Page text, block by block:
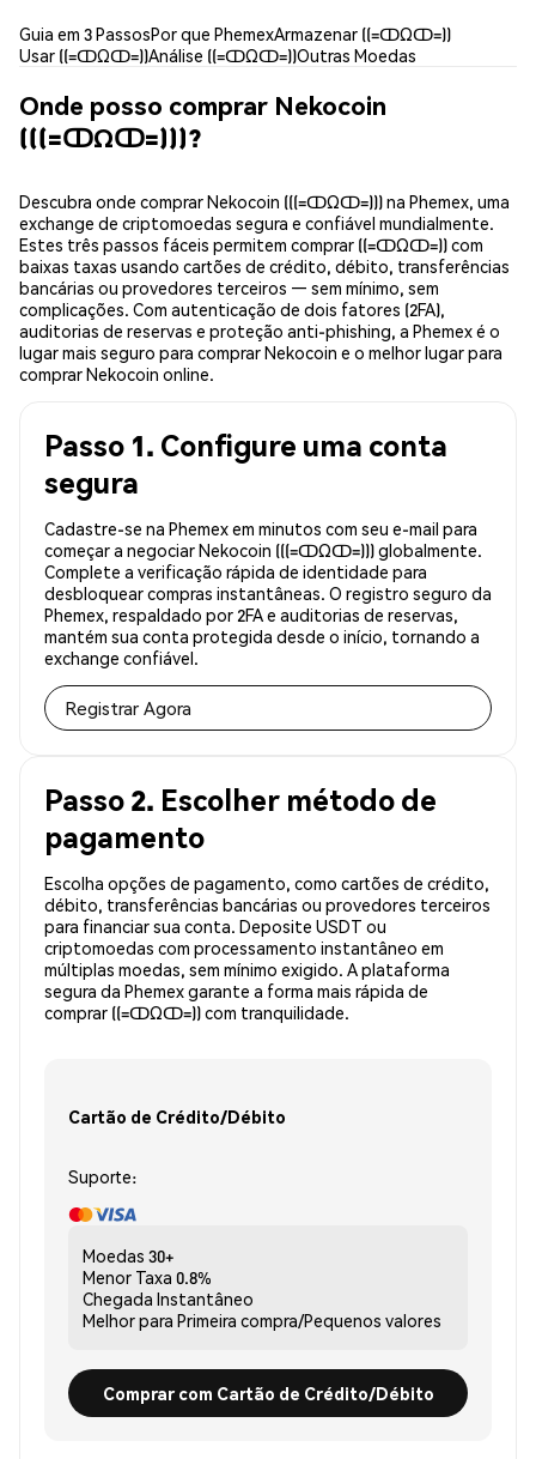
Guia em 3 PassosPor que PhemexArmazenar ((=ↀΩↀ=))
Usar ((=ↀΩↀ=))Análise ((=ↀΩↀ=))Outras Moedas
Onde posso comprar Nekocoin
(((=ↀΩↀ=)))?
Descubra onde comprar Nekocoin (((=ↀΩↀ=))) na Phemex, uma
exchange de criptomoedas segura e confiável mundialmente.
Estes três passos fáceis permitem comprar ((=ↀΩↀ=)) com
baixas taxas usando cartões de crédito, débito, transferências
bancárias ou provedores terceiros — sem mínimo, sem
complicações. Com autenticação de dois fatores (2FA),
auditorias de reservas e proteção anti-phishing, a Phemex é o
lugar mais seguro para comprar Nekocoin e o melhor lugar para
comprar Nekocoin online.
Passo 1. Configure uma conta
segura
Cadastre-se na Phemex em minutos com seu e-mail para
começar a negociar Nekocoin (((=ↀΩↀ=))) globalmente.
Complete a verificação rápida de identidade para
desbloquear compras instantâneas. O registro seguro da
Phemex, respaldado por 2FA e auditorias de reservas,
mantém sua conta protegida desde o início, tornando a
exchange confiável.
Registrar Agora
Passo 2. Escolher método de
pagamento
Escolha opções de pagamento, como cartões de crédito,
débito, transferências bancárias ou provedores terceiros
para financiar sua conta. Deposite USDT ou
criptomoedas com processamento instantâneo em
múltiplas moedas, sem mínimo exigido. A plataforma
segura da Phemex garante a forma mais rápida de
comprar ((=ↀΩↀ=)) com tranquilidade.
Cartão de Crédito/Débito
Suporte:
Moedas 30+
Menor Taxa 0.8%
Chegada Instantâneo
Melhor para Primeira compra/Pequenos valores
Comprar com Cartão de Crédito/Débito